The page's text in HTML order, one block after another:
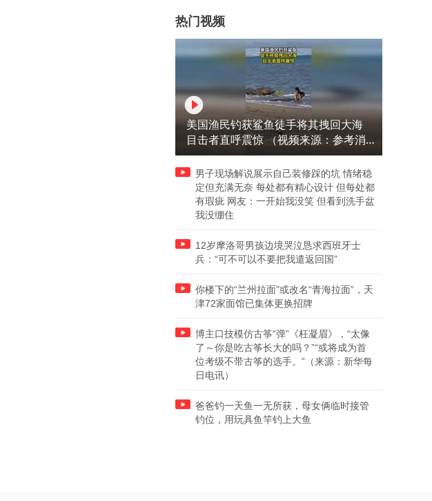
热门视频
美国渔民钓获鲨鱼徒手将其拽回大海
目击者直呼震惊 （视频来源：参考消
息）
男子现场解说展示自己装修踩的坑 情绪稳
定但充满无奈 每处都有精心设计 但每处都
有瑕疵 网友：一开始我没笑 但看到洗手盆
我没绷住
12岁摩洛哥男孩边境哭泣恳求西班牙士
兵：“可不可以不要把我遣返回国”
你楼下的“兰州拉面”或改名“青海拉面”，天
津72家面馆已集体更换招牌
博主口技模仿古筝“弹”《枉凝眉》，“太像
了～你是吃古筝长大的吗？”“或将成为首
位考级不带古筝的选手。”（来源：新华每
日电讯）
爸爸钓一天鱼一无所获，母女俩临时接管
钓位，用玩具鱼竿钓上大鱼